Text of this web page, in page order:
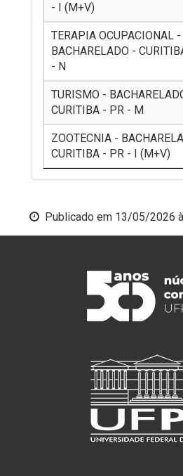
- I (M+V)
TERAPIA OCUPACIONAL -
BACHARELADO -
- N
TURISMO -
CURITIBA - PR - M
ZOOTECNIA -
CURITIBA - PR - I (M+V)
Publicado em 13/05/2026